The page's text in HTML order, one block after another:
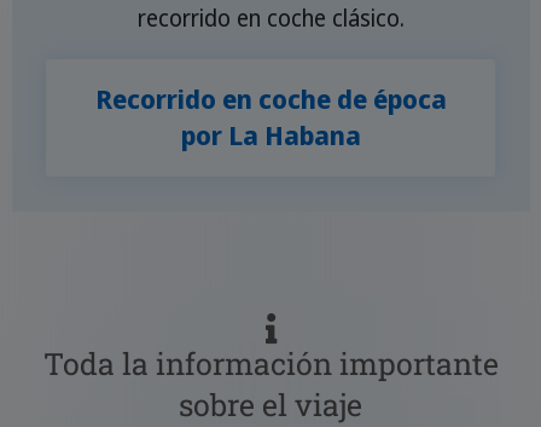
recorrido en coche clásico.
Recorrido en coche de época
por La Habana
Toda la información importante
sobre el viaje